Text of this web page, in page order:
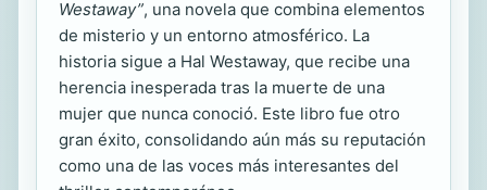
Westaway”, una novela que combina elementos
de misterio y un entorno atmosférico. La
historia sigue a Hal Westaway, que recibe una
herencia inesperada tras la muerte de una
mujer que nunca conoció. Este libro fue otro
gran éxito, consolidando aún más su reputación
como una de las voces más interesantes del